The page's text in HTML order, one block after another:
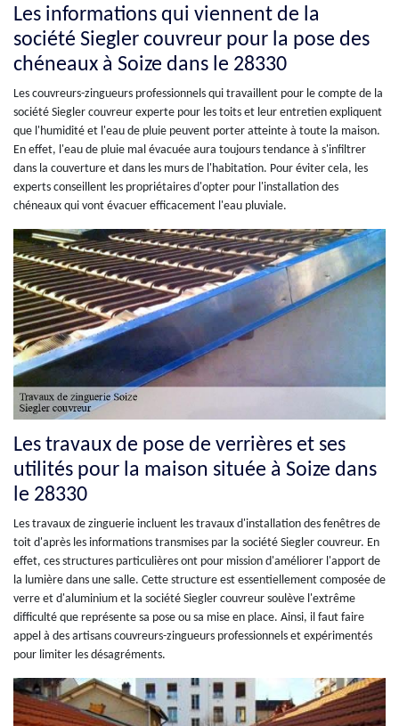
Les informations qui viennent de la
société Siegler couvreur pour la pose des
chéneaux à Soize dans le 28330
Les couvreurs-zingueurs professionnels qui travaillent pour le compte de la
société Siegler couvreur experte pour les toits et leur entretien expliquent
que l'humidité et l'eau de pluie peuvent porter atteinte à toute la maison.
En effet, l'eau de pluie mal évacuée aura toujours tendance à s'infiltrer
dans la couverture et dans les murs de l'habitation. Pour éviter cela, les
experts conseillent les propriétaires d'opter pour l'installation des
chéneaux qui vont évacuer efficacement l'eau pluviale.
Les travaux de pose de verrières et ses
utilités pour la maison située à Soize dans
le 28330
Les travaux de zinguerie incluent les travaux d'installation des fenêtres de
toit d'après les informations transmises par la société Siegler couvreur. En
effet, ces structures particulières ont pour mission d'améliorer l'apport de
la lumière dans une salle. Cette structure est essentiellement composée de
verre et d'aluminium et la société Siegler couvreur soulève l'extrême
difficulté que représente sa pose ou sa mise en place. Ainsi, il faut faire
appel à des artisans couvreurs-zingueurs professionnels et expérimentés
pour limiter les désagréments.